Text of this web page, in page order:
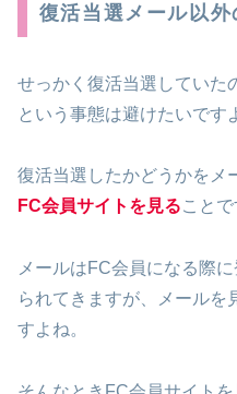
復活当選メール以外
せっかく復活当選してい
という事態は避けたいです
復活当選したかどうかをメ
FC会員サイトを見ることで
メールはFC会員になる際
られてきますが、メールを
すよね。